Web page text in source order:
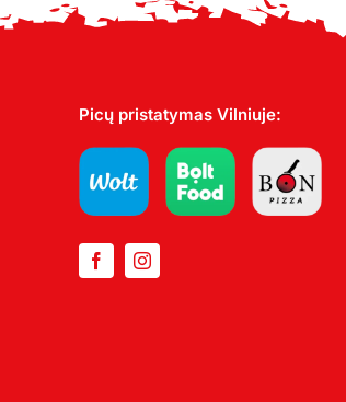
Picų pristatymas Vilniuje: